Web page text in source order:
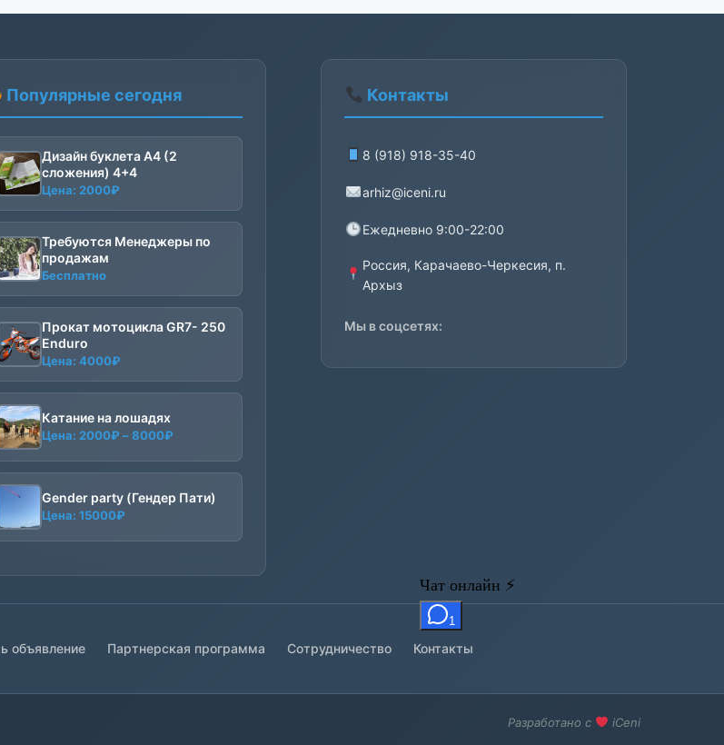
Популярные сегодня
Дизайн буклета А4 (2
сложения) 4+4
Цена: 2000₽
Требуются Менеджеры по
продажам
Бесплатно
Прокат мотоцикла GR7- 250
Enduro
Цена: 4000₽
Катание на лошадях
Цена: 2000₽ – 8000₽Диапазон
2000₽
8000₽
Gender party (Гендер Пати)
Цена: 15000₽
Контакты
8 (918) 918-35-40
arhiz@iceni.ru
Ежедневно 9:00-22:00
Россия, Карачаево-Черкесия, п.
Архыз
Мы в соцсетях:
объявление Партнерская программа Сотрудничество Контакты
Разработано с iCeni